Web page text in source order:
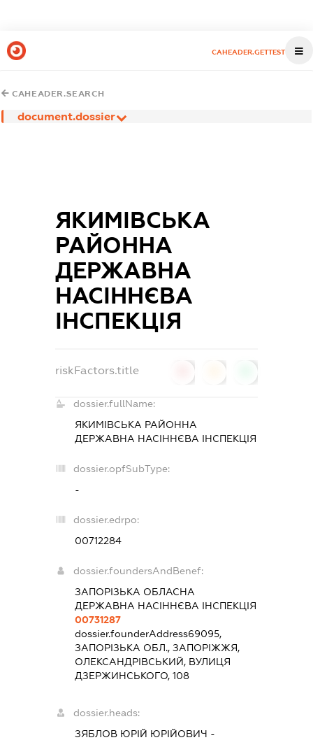
CAHEADER.GETTEST
CAHEADER.SEARCH
document.dossier
ЯКИМІВСЬКА
РАЙОННА
ДЕРЖАВНА
НАСІННЄВА
ІНСПЕКЦІЯ
riskFactors.title
dossier.fullName:
ЯКИМІВСЬКА РАЙОННА
ДЕРЖАВНА НАСІННЄВА ІНСПЕКЦІЯ
dossier.opfSubType:
-
dossier.edrpo:
00712284
dossier.foundersAndBenef:
ЗАПОРІЗЬКА ОБЛАСНА
ДЕРЖАВНА НАСІННЄВА ІНСПЕКЦІЯ
00731287
dossier.founderAddress69095,
ЗАПОРІЗЬКА ОБЛ., ЗАПОРІЖЖЯ,
ОЛЕКСАНДРІВСЬКИЙ, ВУЛИЦЯ
ДЗЕРЖИНСЬКОГО, 108
dossier.heads:
ЗЯБЛОВ ЮРІЙ ЮРІЙОВИЧ -